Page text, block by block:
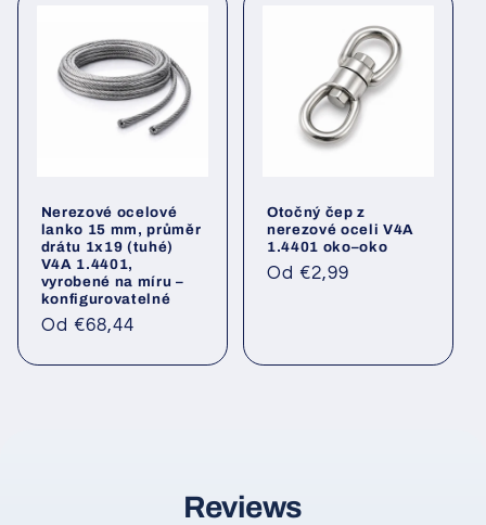
Nerezové ocelové
lanko 15 mm, průměr
drátu 1x19 (tuhé)
V4A 1.4401,
vyrobené na míru –
konfigurovatelné
Běžná
Od €68,44
Otočný čep z
nerezové oceli V4A
1.4401 oko–oko
Běžná
Od €2,99
Reviews